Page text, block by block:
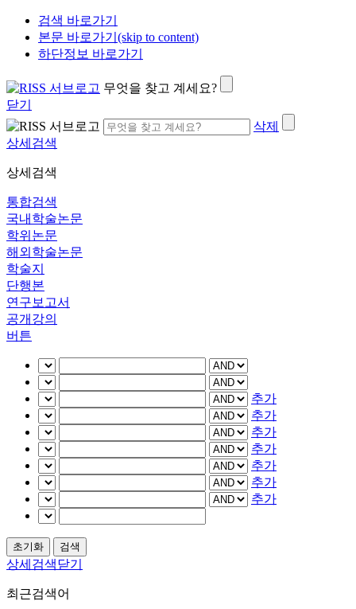
검색 바로가기
본문 바로가기(skip to content)
하단정보 바로가기
무엇을 찾고 계세요?
닫기
삭제
상세검색
상세검색
통합검색
국내학술논문
학위논문
해외학술논문
학술지
단행본
연구보고서
공개강의
버튼
추가
추가
추가
추가
추가
추가
추가
상세검색닫기
최근검색어